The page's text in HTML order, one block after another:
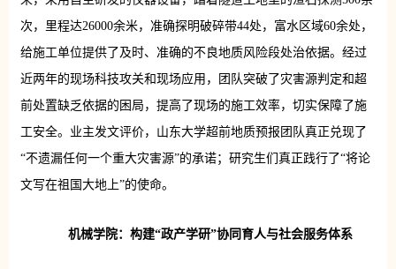
次，里程达26000余米，准确探明破碎带44处，富水区域60余处，
给施工单位提供了及时、准确的不良地质风险段处治依据。经过
近两年的现场科技攻关和现场应用，团队突破了灾害源判定和超
前处置缺乏依据的困局，提高了现场的施工效率，切实保障了施
工安全。业主发文评价，山东大学超前地质预报团队真正兑现了
“不遗漏任何一个重大灾害源”的承诺；研究生们真正践行了“将论
文写在祖国大地上”的使命。
机械学院：构建“政产学研”协同育人与社会服务体系